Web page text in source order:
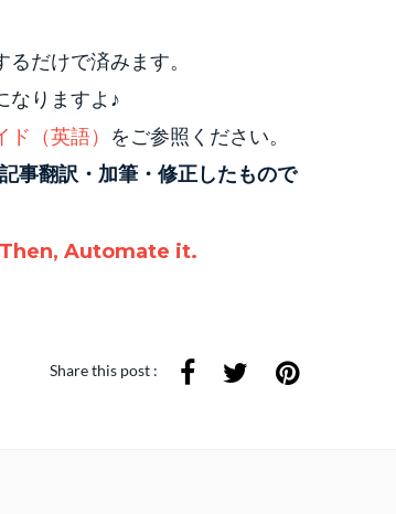
だけで済みます。
なりますよ♪
（英語） をご参照ください。
事翻訳・加筆・修正したもので
Automate it.
Share this post :